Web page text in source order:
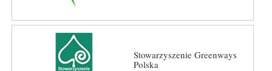
Stowarzyszenie Greenways
Polska